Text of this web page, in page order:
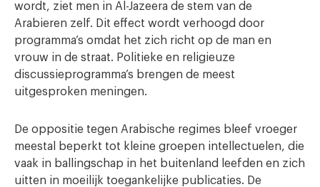
wordt, ziet men in Al-Jazeera de stem van de
Arabieren zelf. Dit effect wordt verhoogd door
programma’s omdat het zich richt op de man en
vrouw in de straat. Politieke en religieuze
discussieprogramma’s brengen de meest
uitgesproken meningen.
De oppositie tegen Arabische regimes bleef vroeger
meestal beperkt tot kleine groepen intellectuelen, die
vaak in ballingschap in het buitenland leefden en zich
uitten in moeilijk toegankelijke publicaties. De